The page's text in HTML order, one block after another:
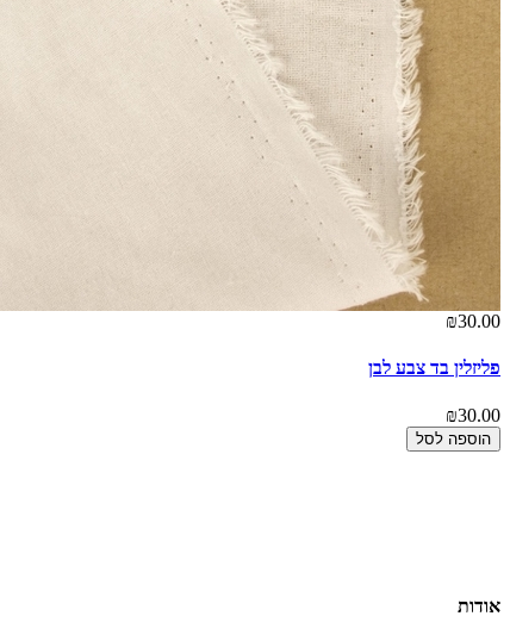
₪30.00
פליזלין בד צבע לבן
₪30.00
הוספה לסל
אודות